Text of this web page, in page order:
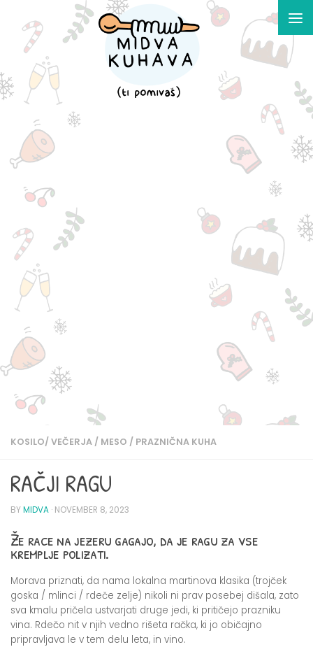
KOSILO/ VEČERJA / MESO / PRAZNIČNA KUHA
RAČJI RAGU
BYMIDVA · NOVEMBER 8, 2023
Že race na jezeru gagajo, da je ragu za vse
kremplje polizati.
Morava priznati, da nama lokalna martinova klasika (trojček
goska / mlinci / rdeče zelje) nikoli ni prav posebej dišala, zato
sva kmalu pričela ustvarjati druge jedi, ki pritičejo prazniku
vina. Rdečo nit v njih vedno rišeta račka, ki jo običajno
pripravljava le v tem delu leta, in vino.